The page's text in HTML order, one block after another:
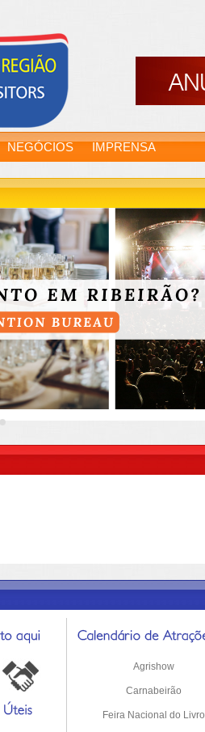
NEGÓCIOS IMPRENSA
Agrishow
Carnabeirão
Feira Nacional do Livro